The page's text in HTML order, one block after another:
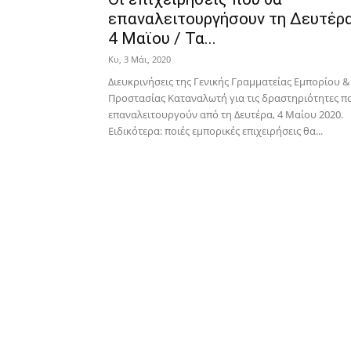
επαναλειτουργήσουν τη
4 Μαϊου / Τα...
Κυ, 3 Μάι, 2020
Διευκρινήσεις της Γενικής Γραμματείας Εμπορίου &
Προστασίας Καταναλωτή για τις δραστηριότητες
επαναλειτουργούν από τη Δευτέρα, 4 Μαίου 2020.
Ειδικότερα: ποιές εμπορικές επιχειρήσεις θα...